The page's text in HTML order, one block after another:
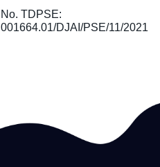
No. TDPSE:
001664.01/DJAI/PSE/11/2021